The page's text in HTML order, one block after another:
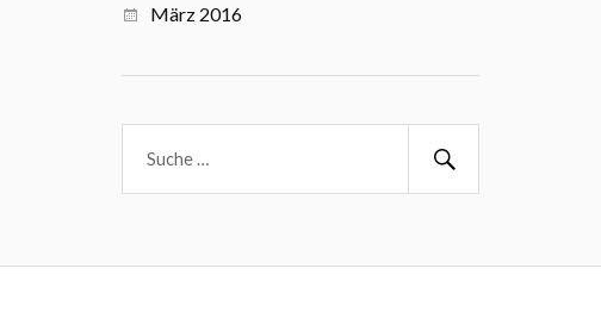
März 2016